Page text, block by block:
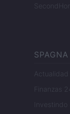
Actualidad
Finanzas